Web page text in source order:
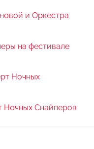
и Оркестра
на фестивале
Ночных
Ночных Снайперов